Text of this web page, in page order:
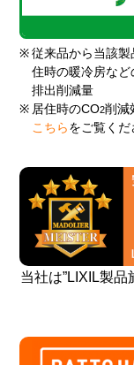
※ 従来品から当該
住時の暖冷房な
排出削減量
※ 居住時のCO2削減
こちら をご覧くだ
当社は”LIXIL製